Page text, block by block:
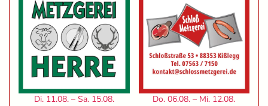
Di. 11.08. – Sa. 15.08. Do. 06.08. – Mi. 12.08.